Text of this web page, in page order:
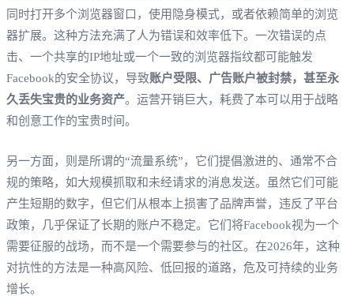
同时打开多个浏览器窗口，使用隐身模式，或者依赖简单的浏览
器扩展。这种方法充满了人为错误和效率低下。一次错误的点
击、一个共享的IP地址或一个一致的浏览器指纹都可能触发
Facebook的安全协议，导致账户受限、广告账户被封禁，甚至永
久丢失宝贵的业务资产。运营开销巨大，耗费了本可以用于战略
和创意工作的宝贵时间。
另一方面，则是所谓的“流量系统”，它们提倡激进的、通常不合
规的策略，如大规模抓取和未经请求的消息发送。虽然它们可能
产生短期的数字，但它们从根本上损害了品牌声誉，违反了平台
政策，几乎保证了长期的账户不稳定。它们将Facebook视为一个
需要征服的战场，而不是一个需要参与的社区。在2026年，这种
对抗性的方法是一种高风险、低回报的道路，危及可持续的业务
增长。